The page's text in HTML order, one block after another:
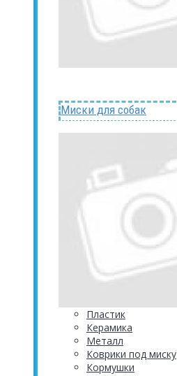
Миски для собак
Пластик
Керамика
Металл
Коврики под миску
Кормушки